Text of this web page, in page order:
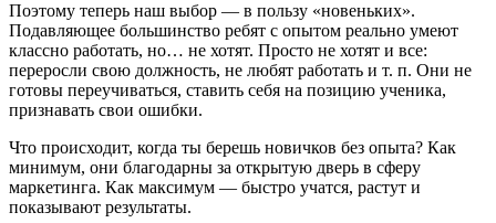
Поэтому теперь наш выбор — в пользу «новеньких».
Подавляющее большинство ребят с опытом реально умеют
классно работать, но… не хотят. Просто не хотят и все:
переросли свою должность, не любят работать и т. п. Они не
готовы переучиваться, ставить себя на позицию ученика,
признавать свои ошибки.
Что происходит, когда ты берешь новичков без опыта? Как
минимум, они благодарны за открытую дверь в сферу
маркетинга. Как максимум — быстро учатся, растут и
показывают результаты.